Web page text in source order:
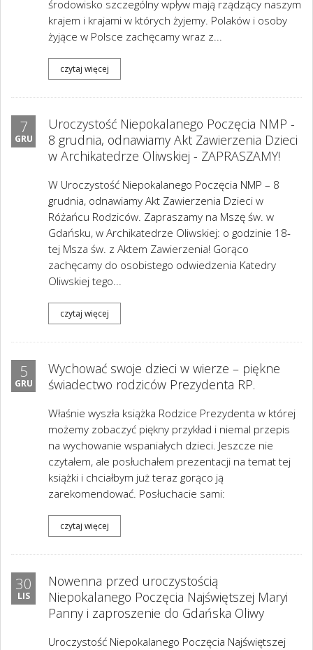
środowisko szczególny wpływ mają rządzący naszym
krajem i krajami w których żyjemy. Polaków i osoby
żyjące w Polsce zachęcamy wraz z...
czytaj więcej
7
GRU
Uroczystość Niepokalanego Poczęcia NMP -
8 grudnia, odnawiamy Akt Zawierzenia Dzieci
w Archikatedrze Oliwskiej - ZAPRASZAMY!
W Uroczystość Niepokalanego Poczęcia NMP – 8
grudnia, odnawiamy Akt Zawierzenia Dzieci w
Różańcu Rodziców. Zapraszamy na Mszę św. w
Gdańsku, w Archikatedrze Oliwskiej: o godzinie 18-
tej Msza św. z Aktem Zawierzenia! Gorąco
zachęcamy do osobistego odwiedzenia Katedry
Oliwskiej tego...
czytaj więcej
5
GRU
Wychować swoje dzieci w wierze – piękne
świadectwo rodziców Prezydenta RP.
Właśnie wyszła książka Rodzice Prezydenta w której
możemy zobaczyć piękny przykład i niemal przepis
na wychowanie wspaniałych dzieci. Jeszcze nie
czytałem, ale posłuchałem prezentacji na temat tej
książki i chciałbym już teraz gorąco ją
zarekomendować. Posłuchacie sami:
czytaj więcej
30
LIS
Nowenna przed uroczystością
Niepokalanego Poczęcia Najświętszej Maryi
Panny i zaproszenie do Gdańska Oliwy
Uroczystość Niepokalanego Poczęcia Najświętszej